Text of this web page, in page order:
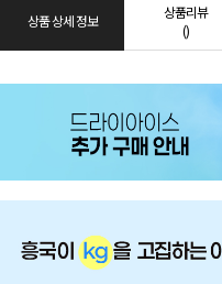
상품 상세 정보
상품리뷰
()